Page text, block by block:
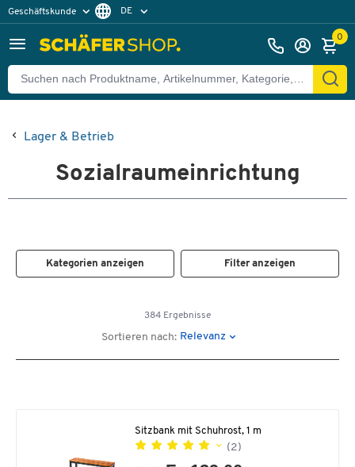
Geschäftskunde DE
0
Lager & Betrieb
Sozialraumeinrichtung
Kategorien anzeigen Filter anzeigen
384 Ergebnisse
Sortieren nach: Relevanz
Sitzbank mit Schuhrost, 1 m
(2)